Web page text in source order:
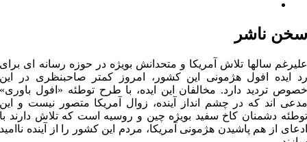
بزرگ
سخن ناشر
علیرغم سالها تلاش آمریکا و متحدانش بویژه در حوزه رسانه ای برای
رد ایده افول هژمونی این کشور، امروز کمتر صاحبنظری در این
خصوص تردید دارد. مخالفان این ایده، با طرح توطئه «افول باوری»
مدعی اند که در چشم انداز آینده، زوال آمریکا متصور نیست و این
توطئه دشمنان کاخ سفید بویژه چین و روسیه است که تلاش دارند با
ادعای از هم پاشیدن هژمونی آمریکا، مردم این کشور را از آینده ناامید